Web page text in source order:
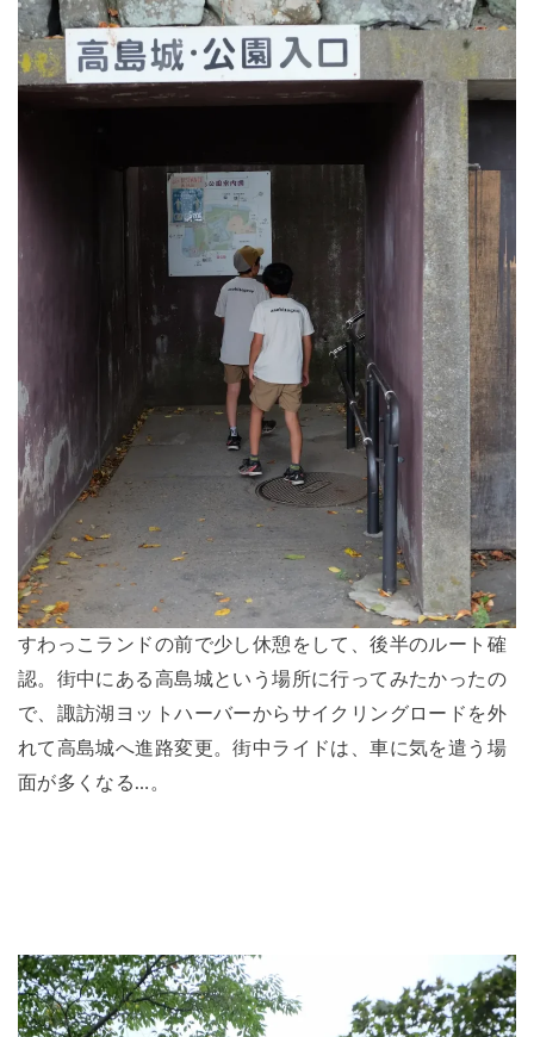
すわっこランドの前で少し休憩をして、後半のルート確
認。街中にある高島城という場所に行ってみたかったの
で、諏訪湖ヨットハーバーからサイクリングロードを外
れて高島城へ進路変更。街中ライドは、車に気を遣う場
面が多くなる…。